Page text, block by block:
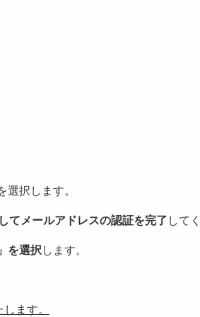
選択します。
てメールアドレスの認証を完了 して
を選択 します。
ます。